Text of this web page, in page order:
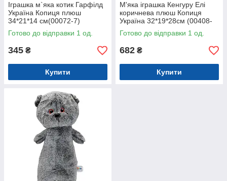
Іграшка м`яка котик Гарфілд
Україна Копиця плюш
34*21*14 см(00072-7)
Готово до відправки 1 од.
345 ₴
Купити
М'яка іграшка Кенгуру Елі
коричнева плюш Копиця
Україна 32*19*28см (00408-
92)
Готово до відправки 1 од.
682 ₴
Купити